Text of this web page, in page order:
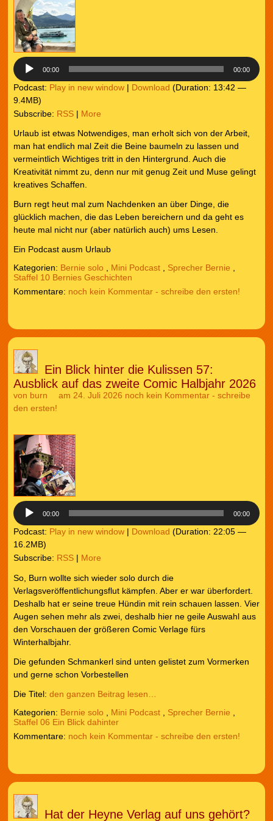
00:00 00:00
Podcast: Play in new window| Download (Duration: 13:42 —
9.4MB)
Subscribe: RSS| More
Urlaub ist etwas Notwendiges, man erholt sich von der Arbeit,
man hat endlich mal Zeit die Beine baumeln zu lassen und
vermeintlich Wichtiges tritt in den Hintergrund. Auch die
Kreativität nimmt zu, denn nur mit genug Zeit und Muse gelingt
kreatives Schaffen.
Burn regt heut mal zum Nachdenken an über Dinge, die
glücklich machen, die das Leben bereichern und da geht es
heute mal nicht nur (aber natürlich auch) ums Lesen.
Ein Podcast ausm Urlaub
Kategorien: Bernie solo , Mini Podcast, Sprecher Bernie ,
Staffel 10 Bernies Geschichten
noch kein Kommentar - schreibe den ersten!
Ein Blick hinter die Kulissen 57:
Ausblick auf das zweite Comic Halbjahr 2026
von burn am 24. Juli 2026 noch kein Kommentar - schreibe
den ersten!
00:00 00:00
Podcast: Play in new window| Download (Duration: 22:05 —
16.2MB)
Subscribe: RSS| More
So, Burn wollte sich wieder solo durch die
Verlagsveröffentlichungsflut kämpfen. Aber er war überfordert.
Deshalb hat er seine treue Hündin mit rein schauen lassen. Vier
Augen sehen mehr als zwei, deshalb hier ne geile Auswahl aus
den Vorschauen der größeren Comic Verlage fürs
Winterhalbjahr.
Die gefunden Schmankerl sind unten gelistet zum Vormerken
und gerne schon Vorbestellen
Die Titel: den ganzen Beitrag lesen…
Kategorien: Bernie solo Mini Podcast, Sprecher Bernie
Staffel 06 Ein Blick dahinter
noch kein Kommentar - schreibe den ersten!
Hat der Heyne Verlag auf uns gehört?